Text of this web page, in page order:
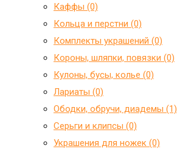
Каффы (0)
Кольца и перстни (0)
Комплекты украшений (0)
Короны, шляпки, повязки (0)
Кулоны, бусы, колье (0)
Лариаты (0)
Ободки, обручи, диадемы (1)
Серьги и клипсы (0)
Украшения для ножек (0)